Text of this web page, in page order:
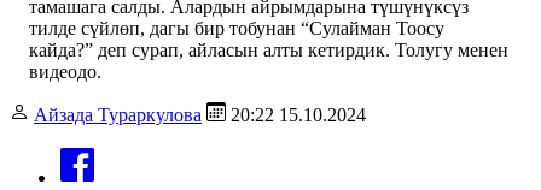
тамашага салды. Алардын айрымдарына түшүнүксүз
тилде сүйлөп, дагы бир тобунан “Сулайман Тоосу
кайда?” деп сурап, айласын алты кетирдик. Толугу менен
видеодо.
Айзада Тураркулова 20:22 15.10.2024